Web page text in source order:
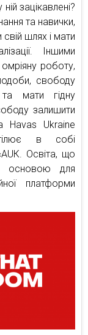
зацікавлені?
та навички,
шлях і мати
Іншими
роботу,
свободу
мати гідну
залишити
Havas Ukraine
в собі
Освіта, що
основою для
платформи